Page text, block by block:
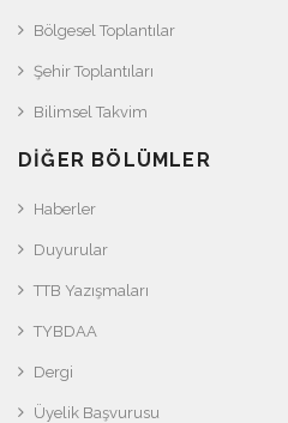
Bölgesel Toplantılar
Şehir Toplantıları
Bilimsel Takvim
DIĞER BÖLÜMLER
Haberler
Duyurular
TTB Yazışmaları
TYBDAA
Dergi
Üyelik Başvurusu